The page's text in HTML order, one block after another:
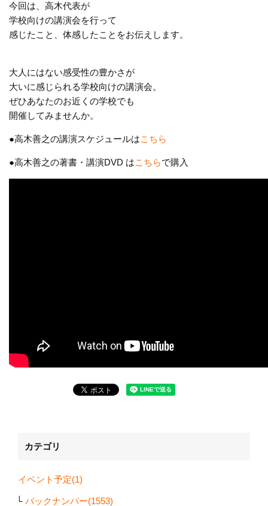
今回は、高木代表が
学校向けの講演会を行って
感じたこと、体感したことをお伝えします。
大人にはない感受性の豊かさが
大いに感じられる学校向けの講演会。
ぜひあなたのお近くの学校でも
開催してみませんか。
●高木善之の講演スケジュールはこちら
●高木善之の著書・講演DVD はこちらで購入
カテゴリ
イベント予定(1)
バックナンバー(1553)